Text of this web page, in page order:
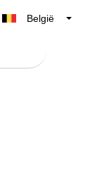
België
Nederland